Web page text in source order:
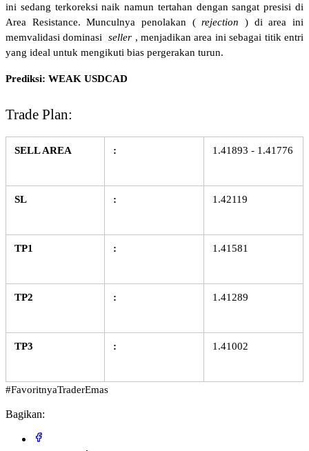
ini sedang terkoreksi naik namun tertahan dengan sangat presisi di
Area Resistance. Munculnya penolakan ( rejection
) di area ini
memvalidasi dominasi
seller , menjadikan area ini sebagai titik entri
yang ideal untuk mengikuti bias pergerakan turun.
Prediksi: WEAK USDCAD
Trade Plan:
SELL AREA : 1.41893 - 1.41776
SL : 1.42119
TP1 : 1.41581
TP2 : 1.41289
TP3 : 1.41002
#FavoritnyaTraderEmas
Bagikan: